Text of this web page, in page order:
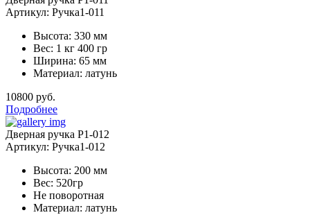
Артикул: Ручка1-011
Высота: 330 мм
Вес: 1 кг 400 гр
Ширина: 65 мм
Материал: латунь
10800 руб.
Подробнее
Дверная ручка Р1-012
Артикул: Ручка1-012
Высота: 200 мм
Вес: 520гр
Не поворотная
Материал: латунь